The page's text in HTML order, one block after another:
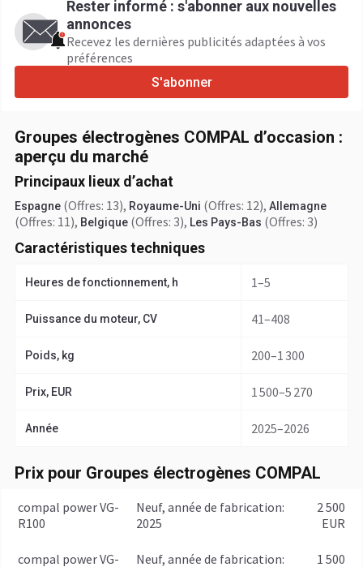
Rester informé : s'abonner aux nouvelles
annonces
Recevez les dernières publicités adaptées à vos
préférences
S'abonner
Groupes électrogènes COMPAL d’occasion :
aperçu du marché
Principaux lieux d’achat
Espagne (Offres: 13), Royaume-Uni (Offres: 12), Allemagne
(Offres: 11), Belgique (Offres: 3), Les Pays-Bas (Offres: 3)
Caractéristiques techniques
Heures de fonctionnement, h 1–5
Puissance du moteur, CV 41–408
Poids, kg 200–1 300
Prix, EUR 1 500–5 270
Année 2025–2026
Prix pour Groupes électrogènes COMPAL
compal power VG-
R100
Neuf, année de fabrication:
2025
2 500
EUR
compal power VG- Neuf, année de fabrication: 1 500